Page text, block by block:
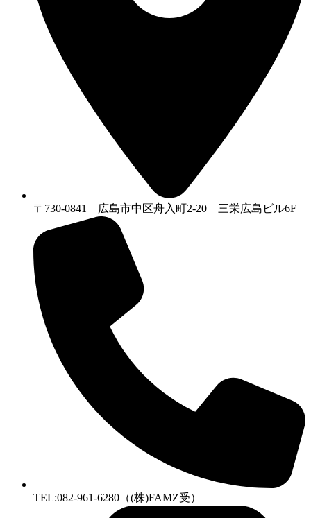
〒730-0841 広島市中区舟入町2-20 三栄広島ビル6F
TEL:082-961-6280（(株)FAMZ受）